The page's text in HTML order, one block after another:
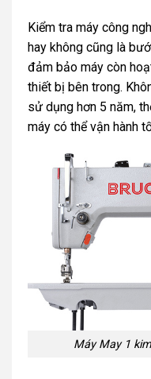
Kiểm tra máy công
hay không cũng là
đảm bảo máy còn
thiết bị bên trong.
sử dụng hơn 5 năm,
máy có thể vận hành
Máy May 1